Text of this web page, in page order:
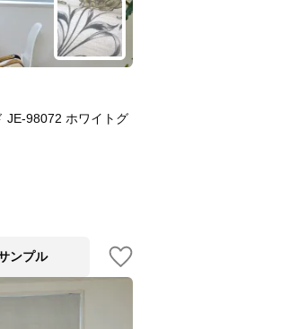
JE-98072 ホワイトグ
ンプル